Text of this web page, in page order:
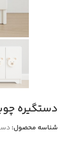
دستگیره‌
شناسه محصول: